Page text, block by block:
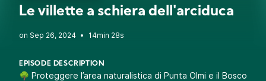
Le villette a schiera dell'arciduca
• 14min 28s
EPISODE DESCRIPTION
🌳 Proteggere l’area naturalistica di Punta Olmi e il Bosco